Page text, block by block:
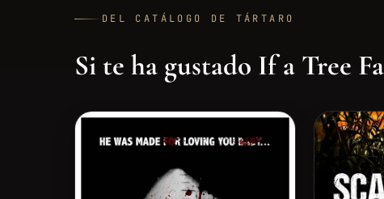
DEL CATÁLOGO DE TÁRTARO
Si te ha gustado If a Tree